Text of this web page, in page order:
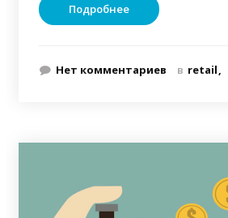
Подробнее
Нет комментариев в retail